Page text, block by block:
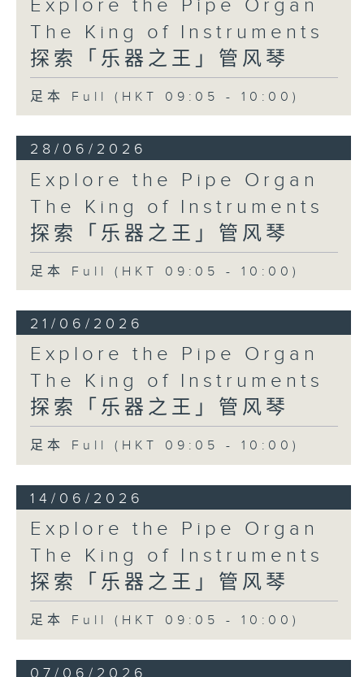
Explore the Pipe Organ
The King of Instruments
探索「乐器之王」管风琴
足本 Full (HKT 09:05 - 10:00)
28/06/2026
Explore the Pipe Organ
The King of Instruments
探索「乐器之王」管风琴
足本 Full (HKT 09:05 - 10:00)
21/06/2026
Explore the Pipe Organ
The King of Instruments
探索「乐器之王」管风琴
足本 Full (HKT 09:05 - 10:00)
14/06/2026
Explore the Pipe Organ
The King of Instruments
探索「乐器之王」管风琴
足本 Full (HKT 09:05 - 10:00)
07/06/2026